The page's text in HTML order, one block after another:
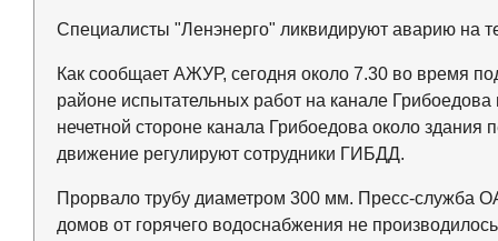
Специалисты "Ленэнерго" ликвидируют аварию на
Как сообщает АЖУР, сегодня около 7.30 во время
районе испытательных работ на канале
нечетной стороне канала Грибоедова около
движение регулируют сотрудники ГИБДД.
Прорвало трубу диаметром 300 мм. Пресс-служба
домов от горячего водоснабжения не